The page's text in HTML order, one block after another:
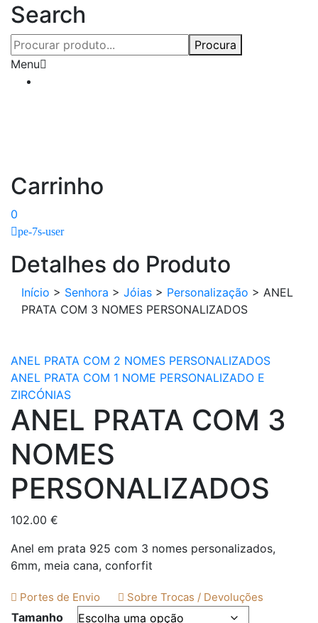
Search
Procura
Menu
Carrinho
0
pe-7s-user
Detalhes do Produto
Início > Senhora > Jóias > Personalização > ANEL
PRATA COM 3 NOMES PERSONALIZADOS
ANEL PRATA COM 2 NOMES PERSONALIZADOS
ANEL PRATA COM 1 NOME PERSONALIZADO E
ZIRCÓNIAS
ANEL PRATA COM 3
NOMES
PERSONALIZADOS
102.00 €
Anel em prata 925 com 3 nomes personalizados,
6mm, meia cana, conforfit
Portes de Envio Sobre Trocas / Devoluções
Tamanho